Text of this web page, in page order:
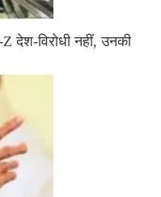
देश-विरोधी नहीं, उनकी